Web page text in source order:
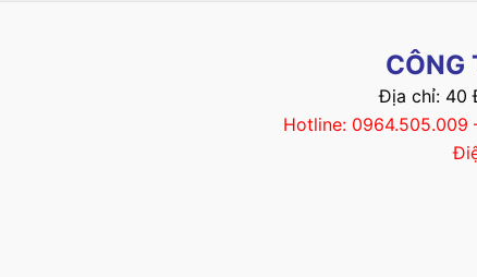
CÔNG
Địa chỉ: 40
Hotline: 0964.505.009